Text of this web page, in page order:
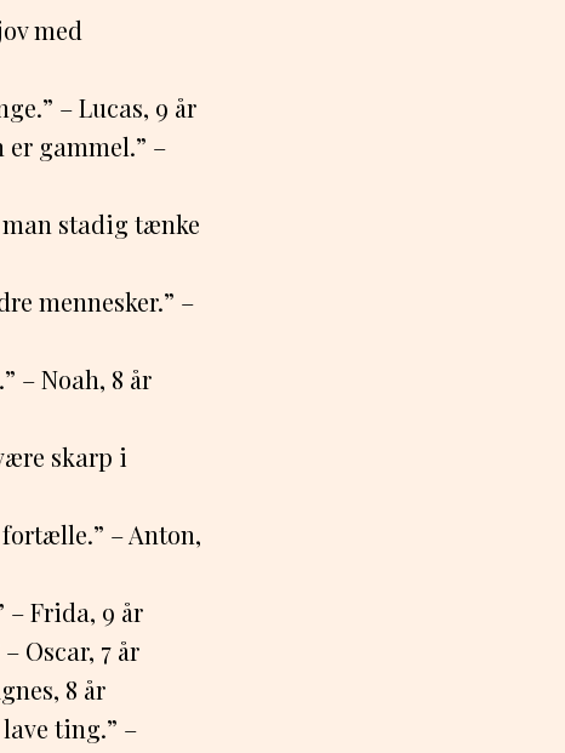
med
– Lucas, 9 år
gammel.” –
man stadig tænke
mennesker.” –
– Noah, 8 år
skarp i
– Anton,
– Frida, 9 år
Oscar, 7 år
8 år
ting.” –